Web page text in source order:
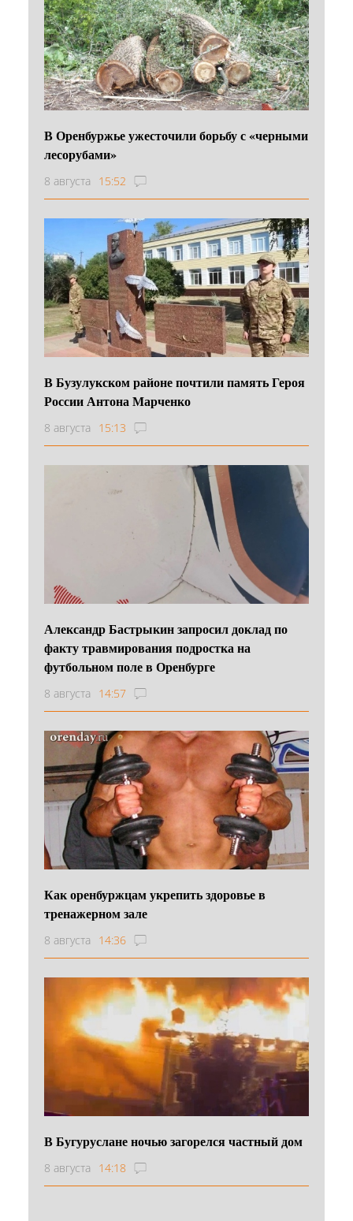
В Оренбуржье ужесточили борьбу с «черными
лесорубами»
8 августа 15:52
В Бузулукском районе почтили память Героя
России Антона Марченко
8 августа 15:13
Александр Бастрыкин запросил доклад по
факту травмирования подростка на
футбольном поле в Оренбурге
8 августа 14:57
Как оренбуржцам укрепить здоровье в
тренажерном зале
8 августа 14:36
В Бугуруслане ночью загорелся частный дом
8 августа 14:18